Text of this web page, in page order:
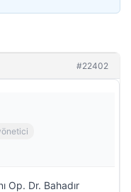
#22402
Op. Dr. Bahadır